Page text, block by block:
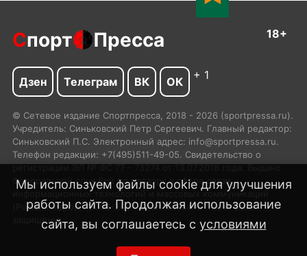
Мы используем файлы cookie для улучшения
работы сайта. Продолжая использование
сайта, вы соглашаетесь с условиями
Спорт Пресса 18+
Дзен Телеграм ВК ОК + 1
© Сетевое издание Спортпресса, 2018 - 2026 (sportpressa.ru).
Учредитель: Синьковский Петр Сергеевич. Главный редактор:
Синьковский П.С. Электронный адрес: info@sportpressa.ru.
Телефон редакции: +7(495)511-49-05. Свидетельство о
регистрации ЭЛ № ФС 77 - 73274 от 13.07.2018 года. Выдано
Федеральной службой по надзору в сфере связи,
информационных технологий и массовых коммуникаций
(Роскомнадзор). 2002-2024 SportPressa.ru™ Все права
защищены.